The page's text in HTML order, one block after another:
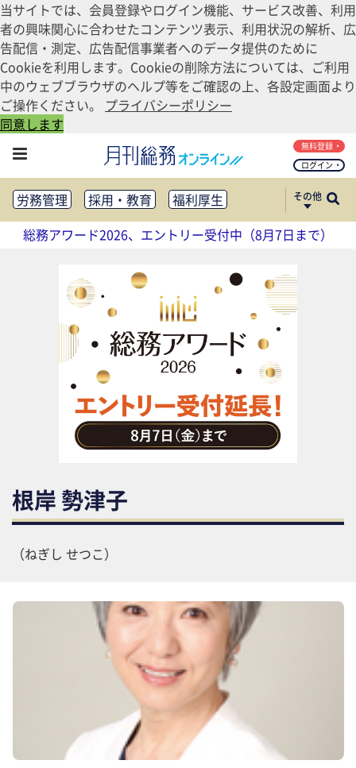
当サイトでは、会員登録やログイン機能、サービス改善、利用
者の興味関心に合わせたコンテンツ表示、利用状況の解析、広
告配信・測定、広告配信事業者へのデータ提供のために
Cookieを利用します。Cookieの削除方法については、ご利用
中のウェブブラウザのヘルプ等をご確認の上、各設定画面より
ご操作ください。 プライバシーポリシー
同意します
ログイン
無料登録
労務管理 採用・教育
福利厚生
健康経営
働き方改革
法務・コンプライアンス
リスクマネジメント・BCP
社外・社内広報
社外・社内コミュニケーション活性化
FM・オフィス移転
CSR・SDGs
テクノロジー活用・DX
助成金・補助金・コスト削減
アウトソーシング・BPO
調査・レポート
その他
総務アワード2026、エントリー受付中（8月7日まで）
根岸 勢津子
（ねぎし せつこ）